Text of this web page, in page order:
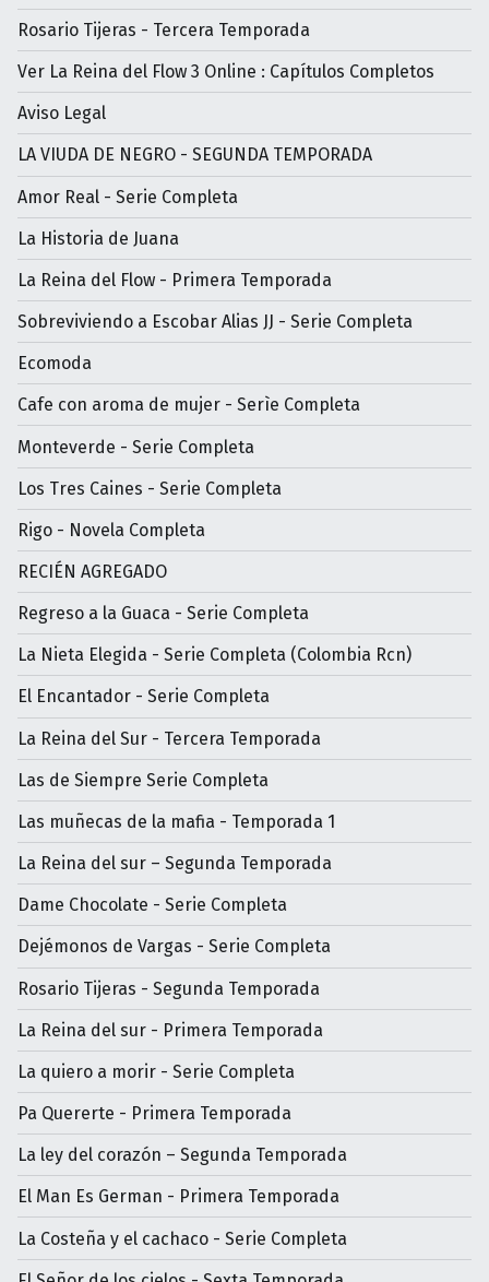
Rosario Tijeras - Tercera Temporada
Ver La Reina del Flow 3 Online : Capítulos Completos
Aviso Legal
LA VIUDA DE NEGRO - SEGUNDA TEMPORADA
Amor Real - Serie Completa
La Historia de Juana
La Reina del Flow - Primera Temporada
Sobreviviendo a Escobar Alias JJ - Serie Completa
Ecomoda
Cafe con aroma de mujer - Serìe Completa
Monteverde - Serie Completa
Los Tres Caines - Serie Completa
Rigo - Novela Completa
RECIÉN AGREGADO
Regreso a la Guaca - Serie Completa
La Nieta Elegida - Serie Completa (Colombia Rcn)
El Encantador - Serie Completa
La Reina del Sur - Tercera Temporada
Las de Siempre Serie Completa
Las muñecas de la mafia - Temporada 1
La Reina del sur – Segunda Temporada
Dame Chocolate - Serie Completa
Dejémonos de Vargas - Serie Completa
Rosario Tijeras - Segunda Temporada
La Reina del sur - Primera Temporada
La quiero a morir - Serie Completa
Pa Quererte - Primera Temporada
La ley del corazón – Segunda Temporada
El Man Es German - Primera Temporada
La Costeña y el cachaco - Serie Completa